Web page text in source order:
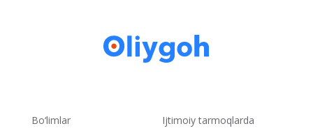
Bo‘limlar Ijtimoiy tarmoqlarda